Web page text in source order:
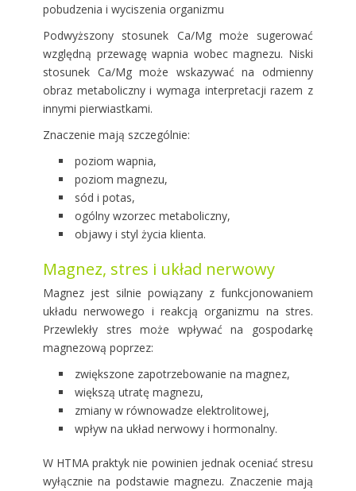
pobudzenia i wyciszenia organizmu
Podwyższony stosunek Ca/Mg może sugerować
względną przewagę wapnia wobec magnezu. Niski
stosunek Ca/Mg może wskazywać na odmienny
obraz metaboliczny i wymaga interpretacji razem z
innymi pierwiastkami.
Znaczenie mają szczególnie:
poziom wapnia,
poziom magnezu,
sód i potas,
ogólny wzorzec metaboliczny,
objawy i styl życia klienta.
Magnez, stres i układ nerwowy
Magnez jest silnie powiązany z funkcjonowaniem
układu nerwowego i reakcją organizmu na stres.
Przewlekły stres może wpływać na gospodarkę
magnezową poprzez:
zwiększone zapotrzebowanie na magnez,
większą utratę magnezu,
zmiany w równowadze elektrolitowej,
wpływ na układ nerwowy i hormonalny.
W HTMA praktyk nie powinien jednak oceniać stresu
wyłącznie na podstawie magnezu. Znaczenie mają